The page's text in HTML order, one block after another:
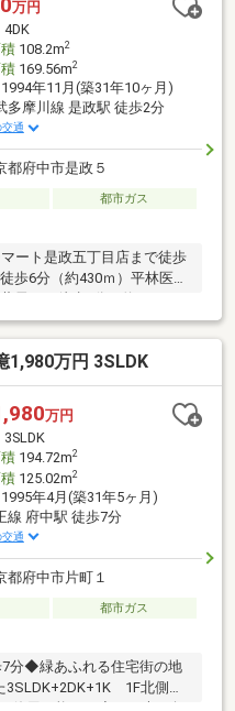
万円
4DK
108.2m2
169.56m2
1994年11月(築31年10ヶ月)
多摩川線 是政駅 徒歩2分
通
都府中市是政５
都市ガス
ート是政五丁目店まで徒歩
歩6分（約430ｍ）平林医院
（約220ｍ）
1,980万円 3SLDK
万円
3SLDK
194.72m2
125.02m2
1995年4月(築31年5ヶ月)
線 府中駅 徒歩7分
通
都府中市片町１
都市ガス
分◆緑あふれる住宅街の地
1F北側洋